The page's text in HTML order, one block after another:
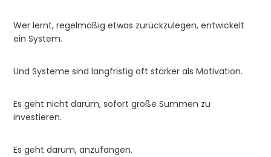
Wer lernt, regelmäßig etwas zurückzulegen, entwickelt
ein System.
Und Systeme sind langfristig oft stärker als Motivation.
Es geht nicht darum, sofort große Summen zu
investieren.
Es geht darum, anzufangen.